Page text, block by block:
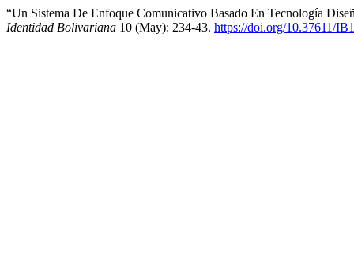
“Un Sistema De Enfoque Comunicativo Basado En Tecnología
Identidad Bolivariana 10 (May): 234-43. https://doi.org/10.37611/